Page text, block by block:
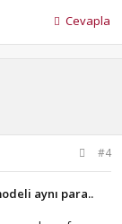
Cevapla
#4
aynı para..